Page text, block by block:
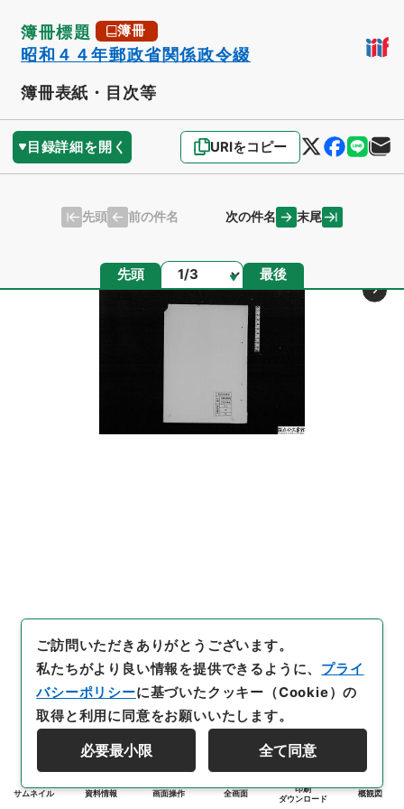
簿冊標題 簿冊
昭和４４年郵政省関係政令綴
簿冊表紙・目次等
目録詳細を開く URIをコピー
先頭 前の件名 次の件名 末尾
先頭 ページ 最後
サムネイル 資料情報 画面操作 全画面
印刷
ダウンロード
概観図
ご訪問いただきありがとうございます。
私たちがより良い情報を提供できるように、 プライ
バシーポリシーに基づいたクッキー（Cookie）の
取得と利用に同意をお願いいたします。
必要最小限 全て同意